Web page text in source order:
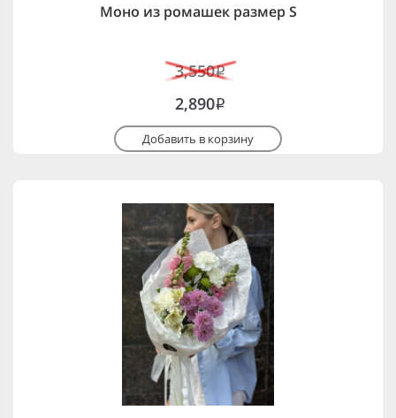
Моно из ромашек размер S
3,550i
2,890i
Добавить в корзину